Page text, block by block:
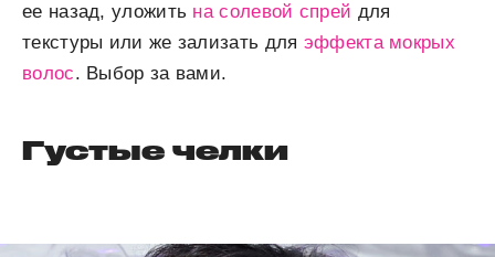
ее назад, уложить на солевой спрей для
текстуры или же зализать для эффекта мокрых
волос. Выбор за вами.
Густые челки